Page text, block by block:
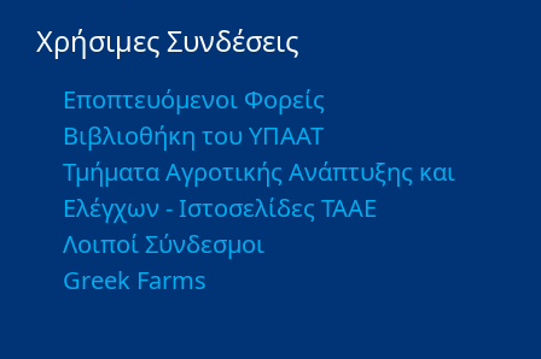
Χρήσιμες Συνδέσεις
Εποπτευόμενοι Φορείς
Βιβλιοθήκη του ΥΠΑΑΤ
Τμήματα Αγροτικής Ανάπτυξης και
Ελέγχων - Ιστοσελίδες ΤΑΑΕ
Λοιποί Σύνδεσμοι
Greek Farms